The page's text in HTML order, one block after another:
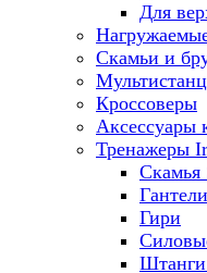
Для
Скамьи и
Кроссоверы
Аксессуары
Тренажеры
Скамья
Гири